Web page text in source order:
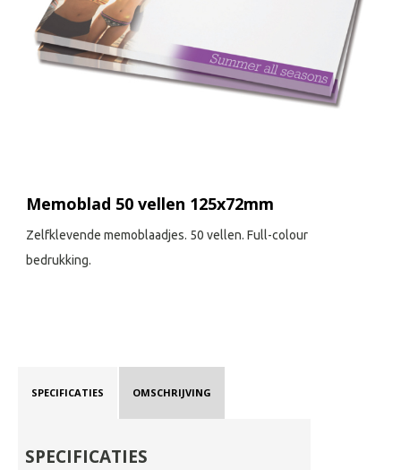
Memoblad 50 vellen 125x72mm
Zelfklevende memoblaadjes. 50 vellen. Full-colour
bedrukking.
SPECIFICATIES OMSCHRIJVING
SPECIFICATIES